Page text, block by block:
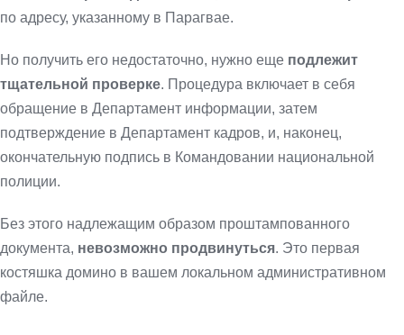
по адресу, указанному в Парагвае.
Но получить его недостаточно, нужно еще подлежит
тщательной проверке. Процедура включает в себя
обращение в Департамент информации, затем
подтверждение в Департамент кадров, и, наконец,
окончательную подпись в Командовании национальной
полиции.
Без этого надлежащим образом проштампованного
документа, невозможно продвинуться. Это первая
костяшка домино в вашем локальном административном
файле.